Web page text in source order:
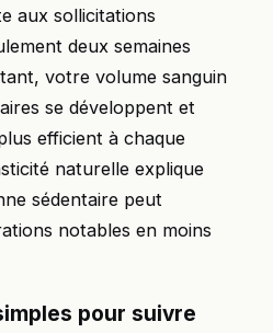
aux sollicitations
deux semaines
votre volume sanguin
se développent et
efficient à chaque
naturelle explique
sédentaire peut
notables en moins
pour suivre